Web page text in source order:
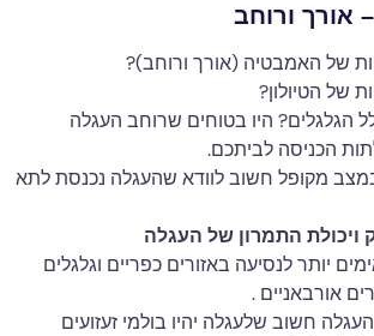
אורך ורוחב
של האמבטיה (אורך ורוחב)?
של הטיולון?
הגלגלים? היו בטוחים שרוחב העגלה
הכניסה לביתכם.
מקופל חשוב לוודא שהעגלה נכנסת לתא
ויכולת התמרון של העגלה
יותר לנסיעה באזורים כפריים וגלגלים
אורבאניים .
חשוב שלעגלה יהיו בולמי זעזועים